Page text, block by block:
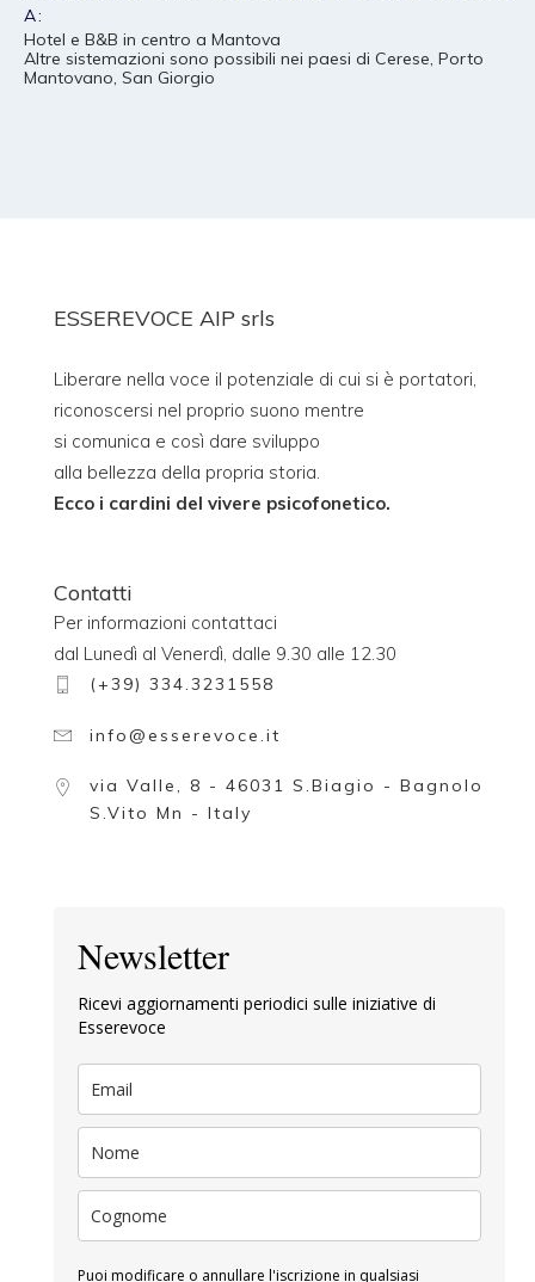
A:
Hotel e B&B in centro a Mantova
Altre sistemazioni sono possibili nei paesi di Cerese, Porto
Mantovano, San Giorgio
ESSEREVOCE AIP srls
Liberare nella voce il potenziale di cui si è portatori,
riconoscersi nel proprio suono mentre
si comunica e così dare sviluppo
alla bellezza della propria storia.
Ecco i cardini del vivere psicofonetico.
Contatti
Per informazioni contattaci
dal Lunedì al Venerdì, dalle 9.30 alle 12.30
(+39) 334.3231558
info@esserevoce.it
via Valle, 8 - 46031 S.Biagio - Bagnolo
S.Vito Mn - Italy
Newsletter
Ricevi aggiornamenti periodici sulle iniziative di
Esserevoce
Puoi modificare o annullare l'iscrizione in qualsiasi